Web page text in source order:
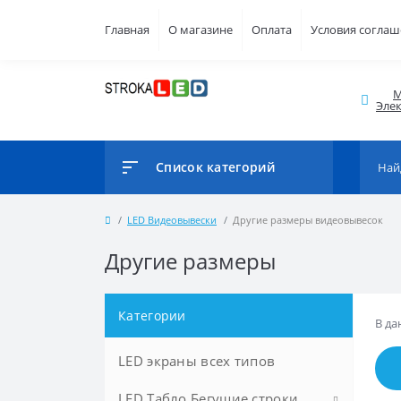
Главная О магазине Оплата Условия
Список категорий
LED Видеовывески Другие размеры видеовывесок
Другие размеры
Категории
LED экраны всех типов
В